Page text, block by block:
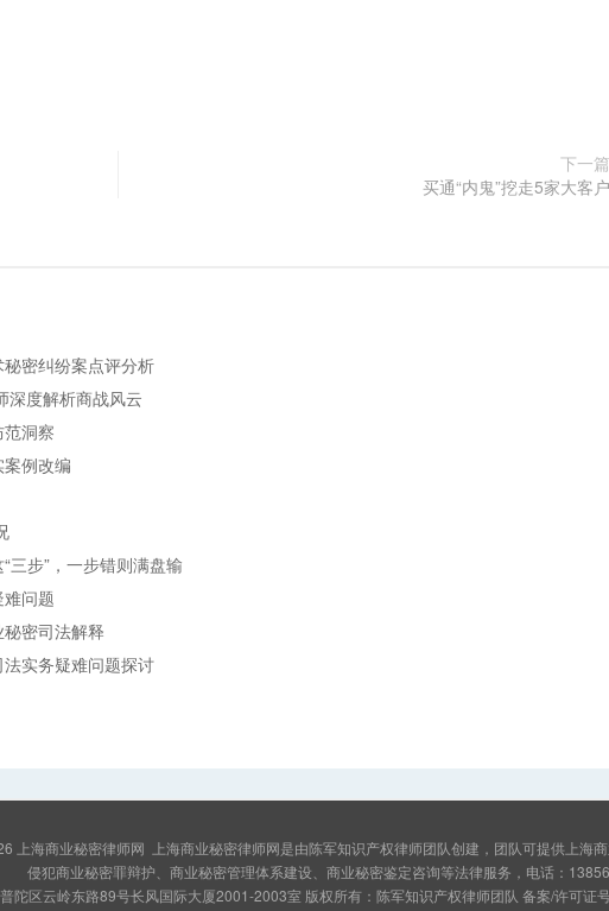
下一篇
买通“内鬼”挖走5家大客户
密纠纷案点评分析
深度解析商战风云
洞察
例改编
三步”，一步错则满盘输
问题
密司法解释
实务疑难问题探讨
上海商业秘密律师网 上海商业秘密律师网是由陈军知识产权律师团队创建，团队可提供上海
侵犯商业秘密罪辩护、商业秘密管理体系建设、商业秘密鉴定咨询等法律服务，电话：
陀区云岭东路89号长风国际大厦2001-2003室 版权所有：陈军知识产权律师团队 备案/许可证